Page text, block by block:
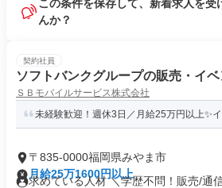
この条件を保存して、新着求人を受
んか？
契約社員
ソフトバンクグループの販売・イ
ＳＢモバイルサービス株式会社
未経験歓迎！週休3日／月給25万円以上✨
〒835-0000福岡県みやま市
月給25万1600円以上
求めている人材 ＼学歴不問！販売/通